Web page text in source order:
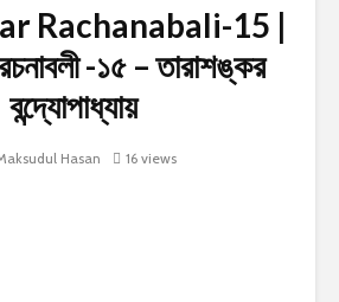
Rachanabali-15 |
-১৫ – তারাশঙ্কর
বন্দ্যোপাধ্যায়
Hasan 16 views